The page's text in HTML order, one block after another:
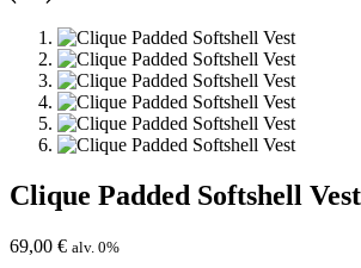
Clique Padded Softshell Vest
69,00 € alv. 0%